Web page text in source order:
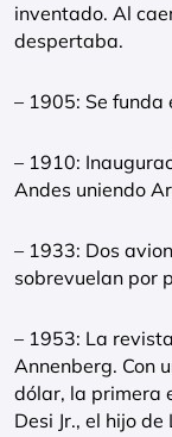
inventado. Al
despertaba.
– 1905: Se funda
– 1910:
Andes uniendo
– 1933: Dos
sobrevuelan por
– 1953: La
Annenberg. Con
dólar, la primera
Desi Jr., el hijo